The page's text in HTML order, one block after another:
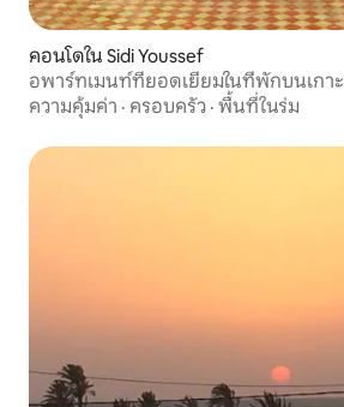
คอนโดใน Sidi Youssef
อพาร์ทเมนท์ที่ยอดเยี่ยมในที่พักบนเกาะ
ความคุ้มค่า · ครอบครัว · พื้นที่ในร่ม